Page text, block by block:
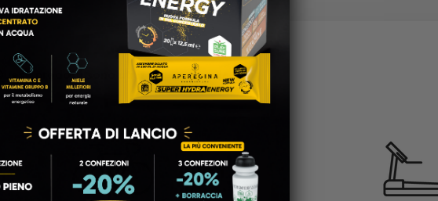
Questi prodotti sono utilizzati spesso da: